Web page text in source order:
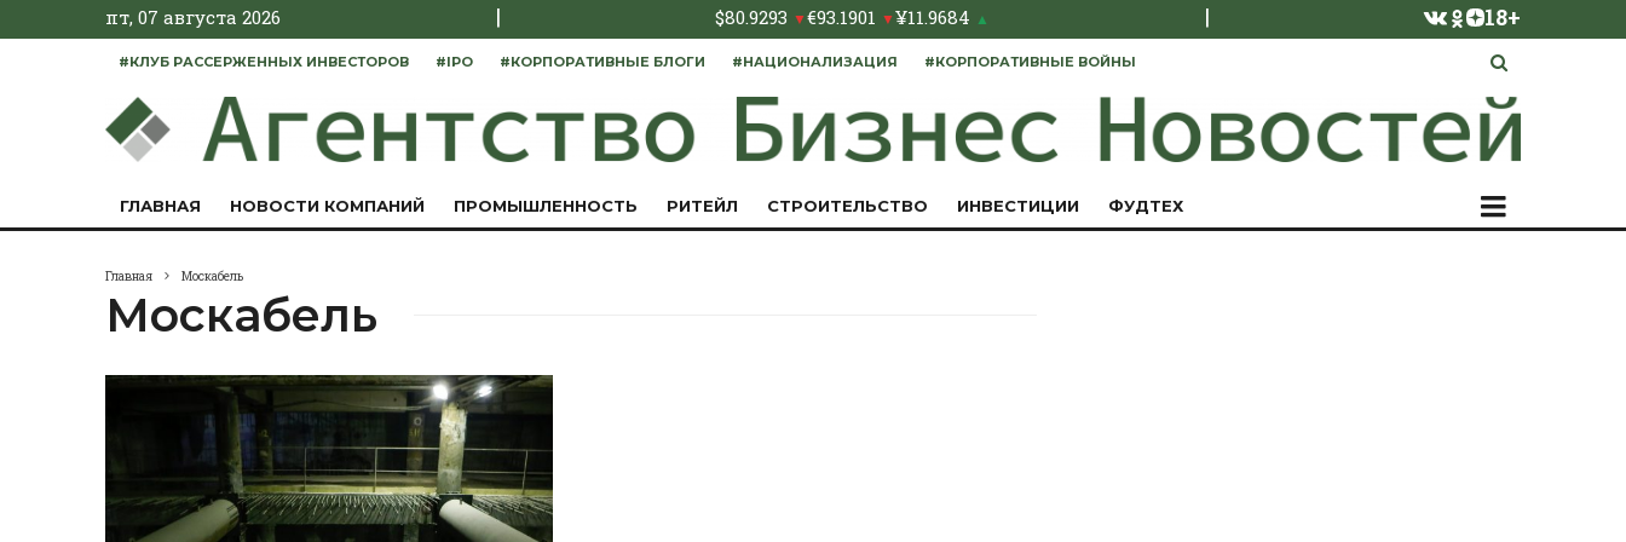
пт, 07 августа 2026 | $80.9293 ▼€93.1901 ▼¥11.9684 ▲ | 18+
#КЛУБ РАССЕРЖЕННЫХ ИНВЕСТОРОВ #IPO #КОРПОРАТИВНЫЕ БЛОГИ #НАЦИОНАЛИЗАЦИЯ #КОРПОРАТИВНЫЕ ВОЙНЫ
ГЛАВНАЯ НОВОСТИ КОМПАНИЙ ПРОМЫШЛЕННОСТЬ РИТЕЙЛ СТРОИТЕЛЬСТВО ИНВЕСТИЦИИ ФУДТЕХ
Главная Москабель
Москабель